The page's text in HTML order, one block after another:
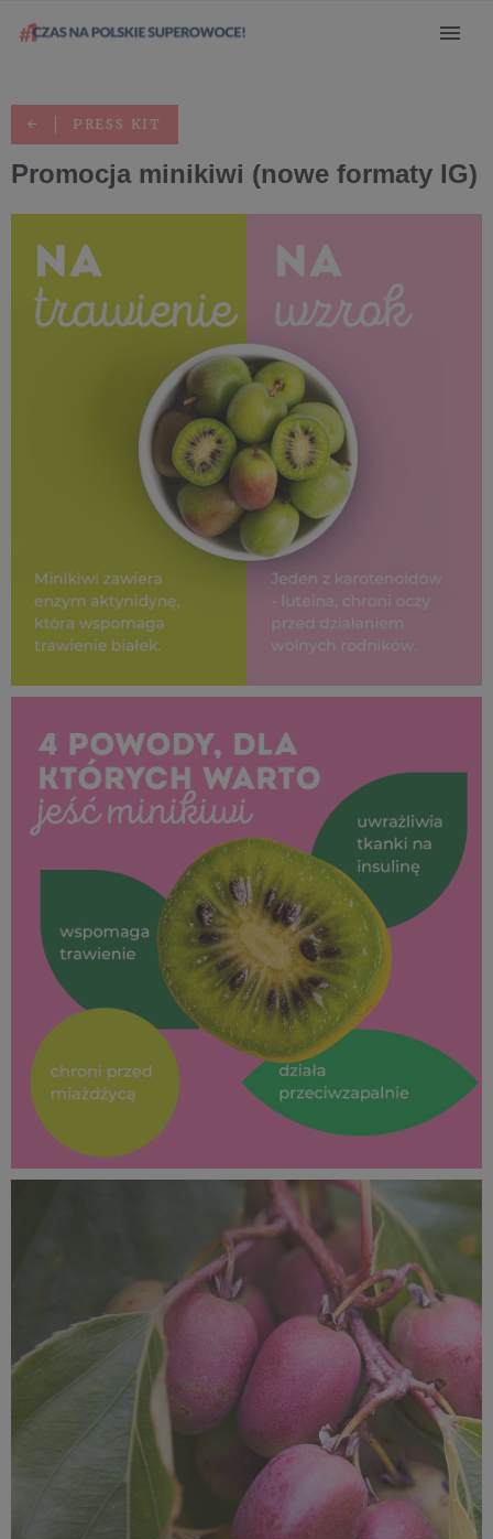
PRESS KIT
Promocja minikiwi (nowe formaty IG)
SUPEROWOCE Minikiwi (21).jpg
103 KB
SUPEROWOCE Minikiwi (20).jpg